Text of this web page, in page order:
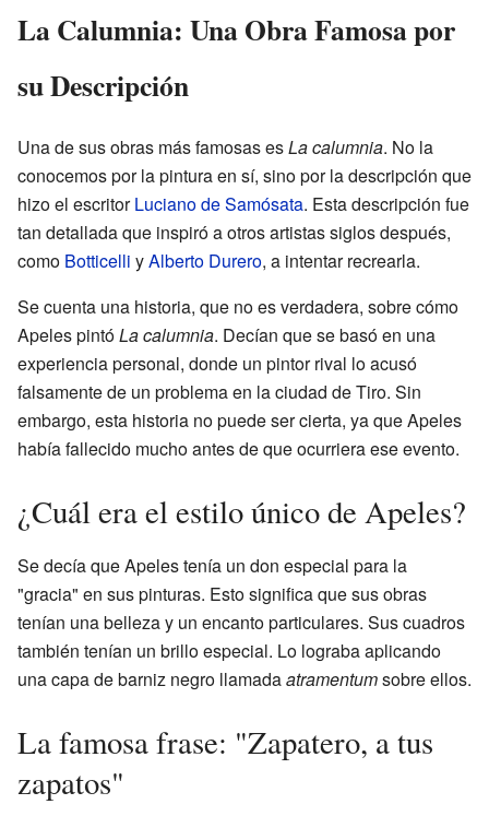
La Calumnia: Una Obra Famosa por
su Descripción
Una de sus obras más famosas esLa calumnia. No la
conocemos por la pintura en sí, sino por la descripción que
hizo el escritorLuciano de Samósata. Esta descripción fue
tan detallada que inspiró a otros artistas siglos después,
como Botticelli yAlberto Durero, a intentar recrearla.
Se cuenta una historia, que no es verdadera, sobre cómo
Apeles pintóLa calumnia. Decían que se basó en una
experiencia personal, donde un pintor rival lo acusó
falsamente de un problema en la ciudad de Tiro. Sin
embargo, esta historia no puede ser cierta, ya que Apeles
había fallecido mucho antes de que ocurriera ese evento.
¿Cuál era el estilo único de Apeles?
Se decía que Apeles tenía un don especial para la
"gracia" en sus pinturas. Esto significa que sus obras
tenían una belleza y un encanto particulares. Sus cuadros
también tenían un brillo especial. Lo lograba aplicando
una capa de barniz negro llamadaatramentumsobre ellos.
La famosa frase: "Zapatero, a tus
zapatos"